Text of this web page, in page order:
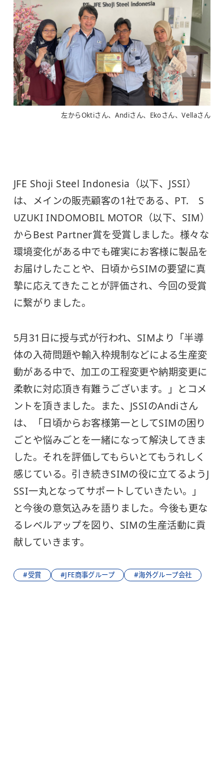
左からOktiさん、Andiさん、Ekoさん、Vellaさん
JFE Shoji Steel Indonesia（以下、JSSI）
は、メインの販売顧客の1社である、PT. S
UZUKI INDOMOBIL MOTOR（以下、SIM）
からBest Partner賞を受賞しました。様々な
環境変化がある中でも確実にお客様に製品を
お届けしたことや、日頃からSIMの要望に真
摯に応えてきたことが評価され、今回の受賞
に繋がりました。
5月31日に授与式が行われ、SIMより「半導
体の入荷問題や輸入枠規制などによる生産変
動がある中で、加工の工程変更や納期変更に
柔軟に対応頂き有難うございます。」とコメ
ントを頂きました。また、JSSIのAndiさん
は、「日頃からお客様第一としてSIMの困り
ごとや悩みごとを一緒になって解決してきま
した。それを評価してもらいとてもうれしく
感じている。引き続きSIMの役に立てるようJ
SSI一丸となってサポートしていきたい。」
と今後の意気込みを語りました。今後も更な
るレベルアップを図り、SIMの生産活動に貢
献していきます。
#受賞 #JFE商事グループ #海外グループ会社